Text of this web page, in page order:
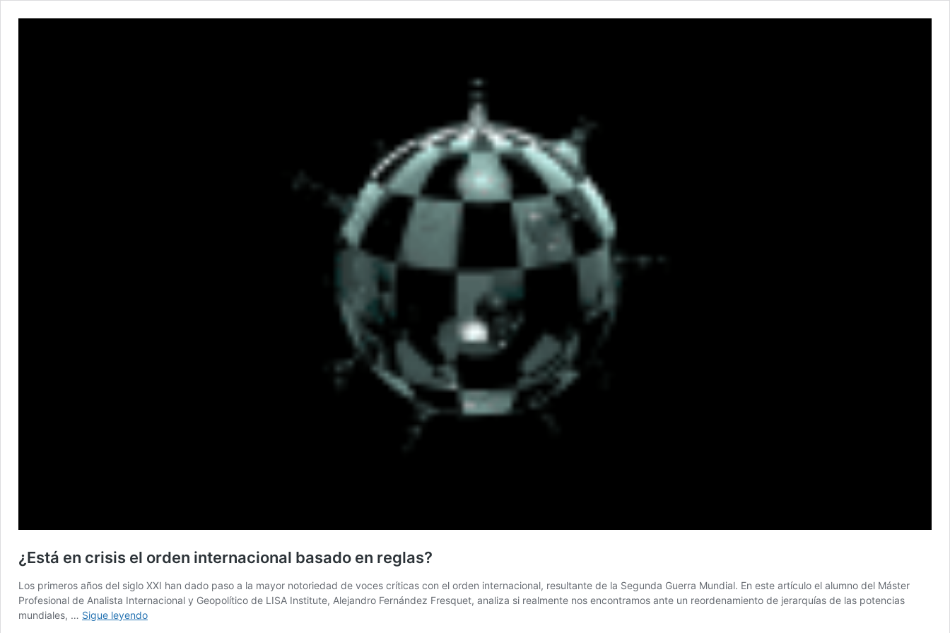
¿Está en crisis el orden internacional basado en reglas?
Los primeros años del siglo XXI han dado paso a la mayor notoriedad de voces críticas con el orden internacional, resultante de la Segunda Guerra Mundial. En este artículo el alumno del Máster
Profesional de Analista Internacional y Geopolítico de LISA Institute, Alejandro Fernández Fresquet, analiza si realmente nos encontramos ante un reordenamiento de jerarquías de las potencias
mundiales, … Sigue leyendo¿Está